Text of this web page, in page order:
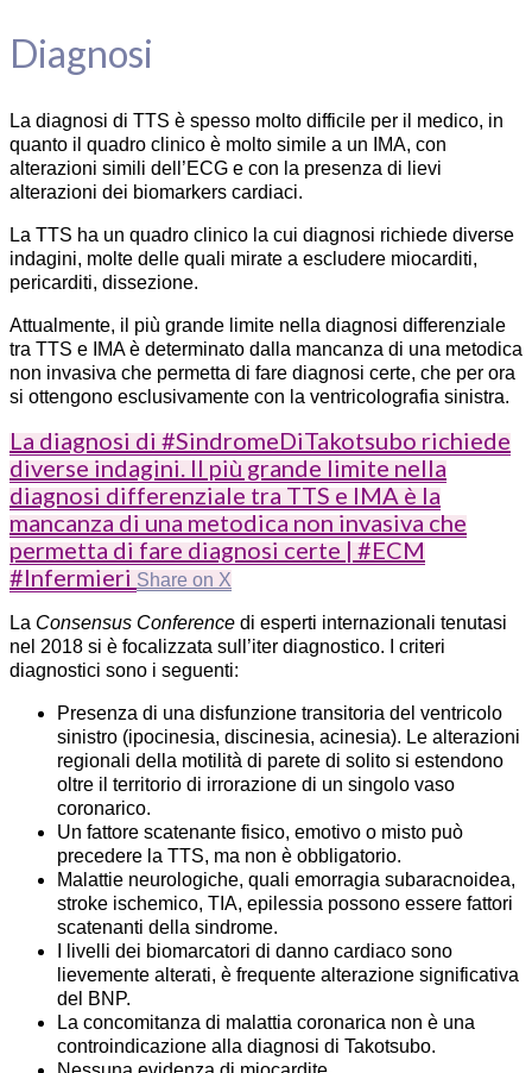
Diagnosi
La diagnosi di TTS è spesso molto difficile per il medico, in
quanto il quadro clinico è molto simile a un IMA, con
alterazioni simili dell’ECG e con la presenza di lievi
alterazioni dei biomarkers cardiaci.
La TTS ha un quadro clinico la cui diagnosi richiede diverse
indagini, molte delle quali mirate a escludere miocarditi,
pericarditi, dissezione.
Attualmente, il più grande limite nella diagnosi differenziale
tra TTS e IMA è determinato dalla mancanza di una metodica
non invasiva che permetta di fare diagnosi certe, che per ora
si ottengono esclusivamente con la ventricolografia sinistra.
La diagnosi di #SindromeDiTakotsubo richiede
diverse indagini. Il più grande limite nella
diagnosi differenziale tra TTS e IMA è la
mancanza di una metodica non invasiva che
permetta di fare diagnosi certe | #ECM
#Infermieri Share on X
La Consensus Conference di esperti internazionali tenutasi
nel 2018 si è focalizzata sull’iter diagnostico. I criteri
diagnostici sono i seguenti:
Presenza di una disfunzione transitoria del ventricolo
sinistro (ipocinesia, discinesia, acinesia). Le alterazioni
regionali della motilità di parete di solito si estendono
oltre il territorio di irrorazione di un singolo vaso
coronarico.
Un fattore scatenante fisico, emotivo o misto può
precedere la TTS, ma non è obbligatorio.
Malattie neurologiche, quali emorragia subaracnoidea,
stroke ischemico, TIA, epilessia possono essere fattori
scatenanti della sindrome.
I livelli dei biomarcatori di danno cardiaco sono
lievemente alterati, è frequente alterazione significativa
del BNP.
La concomitanza di malattia coronarica non è una
controindicazione alla diagnosi di Takotsubo.